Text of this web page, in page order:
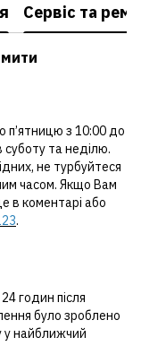
Сервіс та
п’ятницю з 10:00 до
та неділю.
не турбуйтеся
часом. Якщо Вам
в коментарі або
.
годин після
було зроблено
у найближчий